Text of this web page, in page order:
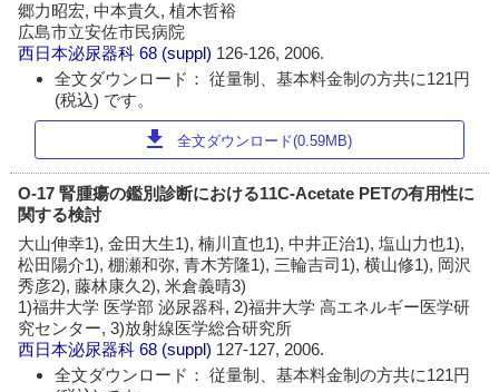
郷力昭宏, 中本貴久, 植木哲裕
広島市立安佐市民病院
西日本泌尿器科 68 (suppl) 126-126, 2006.
全文ダウンロード： 従量制、基本料金制の方共に121円
(税込) です。
download 全文ダウンロード(0.59MB)
O-17 腎腫瘍の鑑別診断における11C-Acetate PETの有用性に
関する検討
大山伸幸1), 金田大生1), 楠川直也1), 中井正治1), 塩山力也1),
松田陽介1), 棚瀬和弥, 青木芳隆1), 三輪吉司1), 横山修1), 岡沢
秀彦2), 藤林康久2), 米倉義晴3)
1)福井大学 医学部 泌尿器科, 2)福井大学 高エネルギー医学研
究センター, 3)放射線医学総合研究所
西日本泌尿器科 68 (suppl) 127-127, 2006.
全文ダウンロード： 従量制、基本料金制の方共に121円